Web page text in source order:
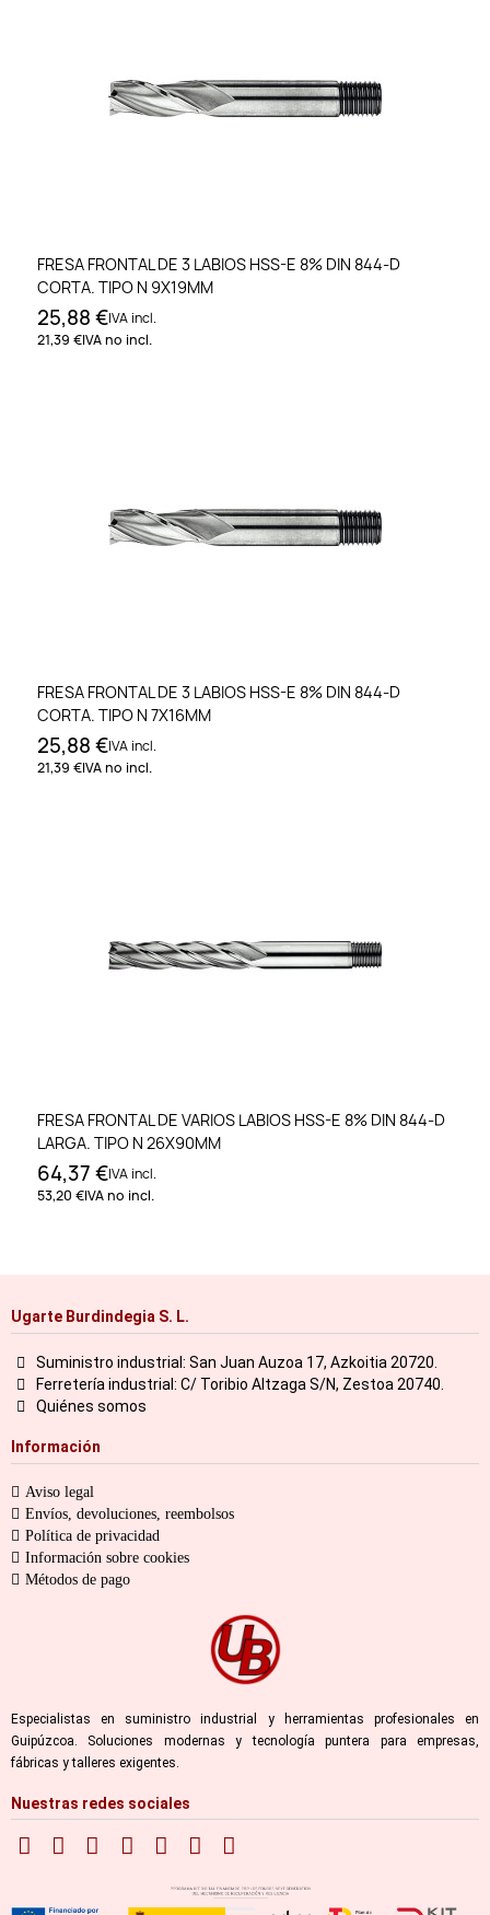
FRESA FRONTAL DE 3 LABIOS HSS-E 8% DIN 844-D
CORTA. TIPO N 9X19MM
25,88 €IVA incl.
21,39 €IVA no incl.
FRESA FRONTAL DE 3 LABIOS HSS-E 8% DIN 844-D
CORTA. TIPO N 7X16MM
25,88 €IVA incl.
21,39 €IVA no incl.
FRESA FRONTAL DE VARIOS LABIOS HSS-E 8% DIN 844-D
LARGA. TIPO N 26X90MM
64,37 €IVA incl.
53,20 €IVA no incl.
Ugarte Burdindegia S. L.
Suministro industrial: San Juan Auzoa 17, Azkoitia 20720.
Ferretería industrial: C/ Toribio Altzaga S/N, Zestoa 20740.
Quiénes somos
Información
Aviso legal
Envíos, devoluciones, reembolsos
Política de privacidad
Información sobre cookies
Métodos de pago
Especialistas en suministro industrial y herramientas profesionales en
Guipúzcoa. Soluciones modernas y tecnología puntera para empresas,
fábricas y talleres exigentes.
Nuestras redes sociales